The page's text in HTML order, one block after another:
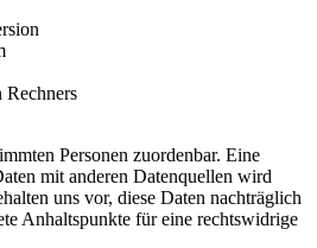
Rechners
Personen zuordenbar. Eine
mit anderen Datenquellen wird
uns vor, diese Daten nachträglich
Anhaltspunkte für eine rechtswidrige